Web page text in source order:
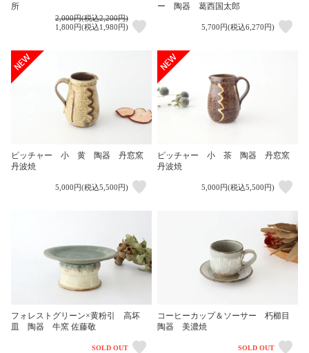
所
2,000円(税込2,200円)
1,800円(税込1,980円)
ー 陶器 葛西国太郎
5,700円(税込6,270円)
ピッチャー 小 黄 陶器 丹窓窯
丹波焼
5,000円(税込5,500円)
ピッチャー 小 茶 陶器 丹窓窯
丹波焼
5,000円(税込5,500円)
フォレストグリーン×黄粉引 高坏
皿 陶器 牛窯 佐藤敬
SOLD OUT
コーヒーカップ＆ソーサー 朽櫛目
陶器 美濃焼
SOLD OUT